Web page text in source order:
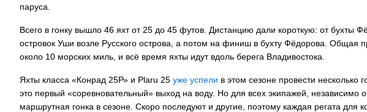
паруса.
Всего в гонку вышло 46 яхт от 25 до 45 футов. Дистанцию дали короткую: от бухты
островок Уши возле Русского острова, а потом на финиш в бухту Фёдорова. Общая
около 10 морских миль, и всё время яхты идут вдоль берега Владивостока.
Яхты класса «Конрад 25Р» и Plaru 25 уже успели в этом сезоне провести несколько
это первый «соревновательный» выход на воду. Но для всех экипажей, независимо
маршрутная гонка в сезоне. Скоро последуют и другие, поэтому каждая регата для